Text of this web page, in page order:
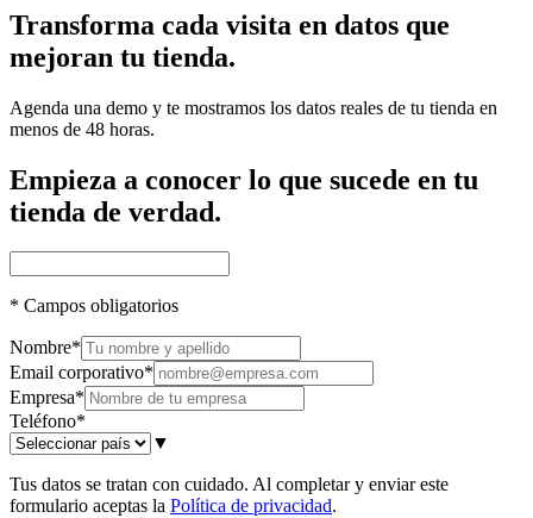
Transforma cada visita en datos que
mejoran tu tienda.
Agenda una demo y te mostramos los datos reales de tu tienda en
menos de 48 horas.
Empieza a conocer lo que sucede en tu
tienda de verdad.
* Campos obligatorios
Nombre*
Email corporativo*
Empresa*
Teléfono*
▼
Tus datos se tratan con cuidado. Al completar y enviar este
formulario aceptas la Política de privacidad.